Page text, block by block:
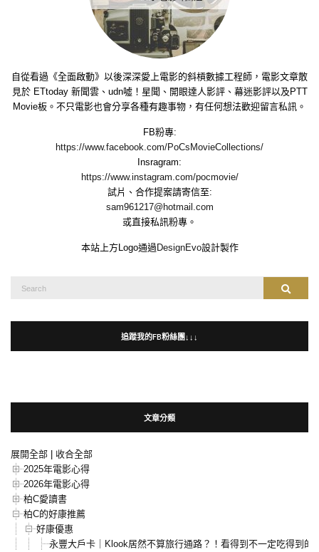
自從看過《全面啟動》以後深深愛上電影的斜槓數據工程師，電影文章散
見於 ETtoday 新聞雲、udn噓！星聞、開眼達人影評、幕迷影評以及PTT
Movie板。不只電影也會分享各種有趣事物，有任何想法歡迎留言私訊。
FB粉專:
https://www.facebook.com/PoCsMovieCollections/
Insragram:
https://www.instagram.com/pocmovie/
試片、合作提案請寄信至:
sam961217@hotmail.com
或直接私訊粉專。
本站上方Logo通過 DesignEvo設計製作
Search
追蹤我的FB粉絲團↓↓↓
文章分類
展開全部
收合全部
2025年電影心得
2026年電影心得
柏C愛讀書
柏C的好康推薦
好康優惠
永豐大戶卡｜Klook居然不算旅行通路？！看得到不一定吃得到的